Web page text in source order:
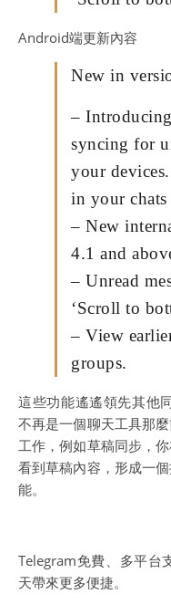
Android端更新內容
New in
–
syncing for
your
in your chats
– New
4.1 and
– Unread
‘Scroll to
– View
groups.
這些功能遙遙領先其他
不再是一個聊天工具那
工作，例如草稿同步，
看到草稿內容，形成一
能。
Telegram免費、多平台
天帶來更多便捷。